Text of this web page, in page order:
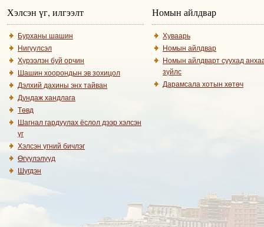
Хэлсэн үг, илгээлт
Бурханы шашин
Нигүүлсэл
Хүрээлэн буй орчин
Шашин хоорондын эв зохицол
Дэлхий дахины энх тайван
Дундаж хандлага
Төвд
Шагнал гардуулах ёслол дээр хэлсэн
үг
Хэлсэн үгний бичлэг
Өгүүлэлүүд
Шүгдэн
Номын айлдвар
Хуваарь
Номын айлдвар
Номын айлдварт суухад
зүйлс
Дарамсала хотын хөтөч